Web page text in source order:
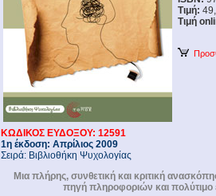
Τιμή:
Τιμή
ΚΩΔΙΚΟΣ ΕΥΔΟΞΟΥ: 12591
1η έκδοση: Απρίλιος 2009
Σειρά: Βιβλιοθήκη Ψυχολογίας
Μια πλήρης, συνθετική και κριτική
πηγή πληροφοριών και πολύτιμο